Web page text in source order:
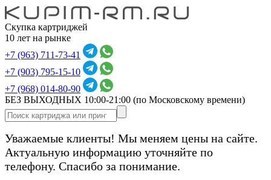
Скупка картриджей
10 лет на рынке
+7 (963) 711-73-41
+7 (903) 795-15-10
+7 (968) 014-80-90
БЕЗ ВЫХОДНЫХ 10:00-21:00 (по Московскому времени)
Уважаемые клиенты! Мы меняем цены на сайте.
Актуальную информацию уточняйте по
телефону. Спасибо за понимание.